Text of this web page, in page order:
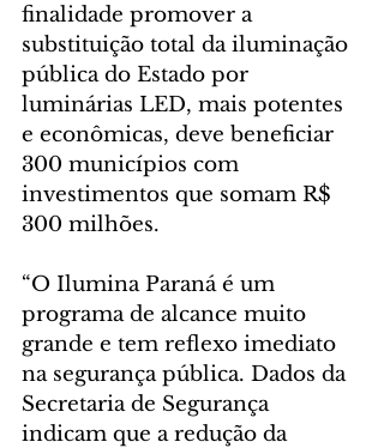
finalidade promover a
substituição total da iluminação
pública do Estado por
luminárias LED, mais potentes
e econômicas, deve beneficiar
300 municípios com
investimentos que somam R$
300 milhões.
“O Ilumina Paraná é um
programa de alcance muito
grande e tem reflexo imediato
na segurança pública. Dados da
Secretaria de Segurança
indicam que a redução da